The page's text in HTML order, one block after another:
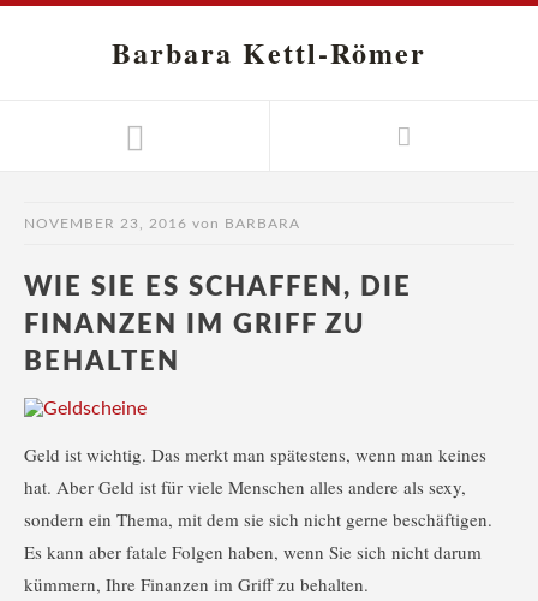
Barbara Kettl-Römer
NOVEMBER 23, 2016 von BARBARA
WIE SIE ES SCHAFFEN, DIE
FINANZEN IM GRIFF ZU
BEHALTEN
Geld ist wichtig. Das merkt man spätestens, wenn man keines
hat. Aber Geld ist für viele Menschen alles andere als sexy,
sondern ein Thema, mit dem sie sich nicht gerne beschäftigen.
Es kann aber fatale Folgen haben, wenn Sie sich nicht darum
kümmern, Ihre Finanzen im Griff zu behalten.